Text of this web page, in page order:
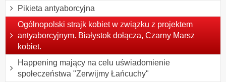
Pikieta antyaborcyjna
Ogólnopolski strajk kobiet w związku z projektem
antyaborcyjnym. Białystok dołącza, Czarny Marsz
kobiet.
Happening mający na celu uświadomienie
społeczeństwa "Zerwijmy Łańcuchy"